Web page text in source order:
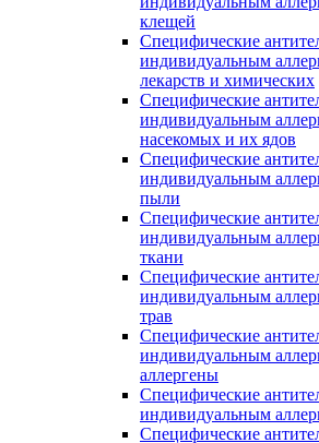
клещей
Специфические
индивидуальным
лекарств и химических
Специфические
индивидуальным
насекомых и их ядов
Специфические
индивидуальным
пыли
Специфические
индивидуальным
ткани
Специфические
индивидуальным
трав
Специфические
индивидуальным
аллергены
Специфические
индивидуальным
Специфические